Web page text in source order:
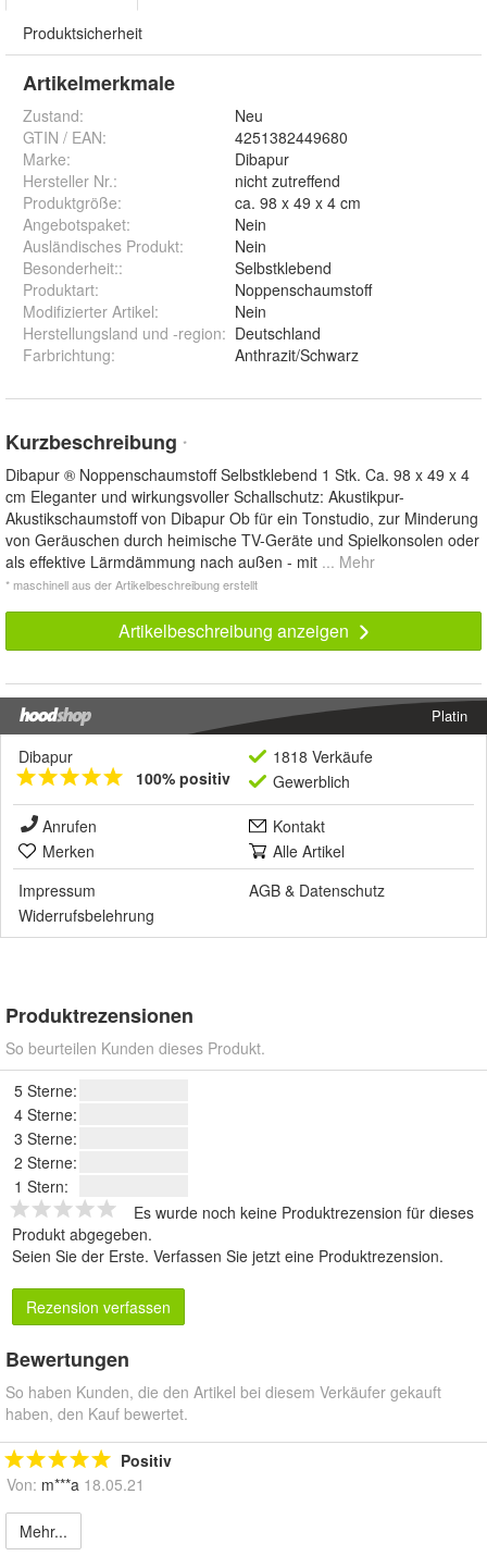
Produktsicherheit
Artikelmerkmale
Zustand:
Neu
GTIN / EAN:
4251382449680
Marke:
Dibapur
Hersteller Nr.:
nicht zutreffend
Produktgröße:
ca. 98 x 49 x 4 cm
Angebotspaket:
Nein
Ausländisches Produkt:
Nein
Besonderheit::
Selbstklebend
Produktart:
Noppenschaumstoff
Modifizierter Artikel:
Nein
Herstellungsland und -region: Deutschland
Farbrichtung: Anthrazit/Schwarz
Kurzbeschreibung *
Dibapur ® Noppenschaumstoff Selbstklebend 1 Stk. Ca. 98 x 49 x 4
cm Eleganter und wirkungsvoller Schallschutz: Akustikpur-
Akustikschaumstoff von Dibapur Ob für ein Tonstudio, zur Minderung
von Geräuschen durch heimische TV-Geräte und Spielkonsolen oder
als effektive Lärmdämmung nach außen - mit ... Mehr
* maschinell aus der Artikelbeschreibung erstellt
Artikelbeschreibung anzeigen
Platin
Dibapur
100% positiv
1818 Verkäufe
Gewerblich
Anrufen
Kontakt
Merken
Alle Artikel
Impressum
AGB & Datenschutz
Widerrufsbelehrung
Produktrezensionen
So beurteilen Kunden dieses Produkt.
5 Sterne:
4 Sterne:
3 Sterne:
2 Sterne:
1 Stern:
Es wurde noch keine Produktrezension für dieses
Produkt abgegeben.
Seien Sie der Erste. Verfassen Sie jetzt eine Produktrezension.
Rezension verfassen
Bewertungen
So haben Kunden, die den Artikel bei diesem Verkäufer gekauft
haben, den Kauf bewertet.
Positiv
Von: m***a 18.05.21
Mehr...